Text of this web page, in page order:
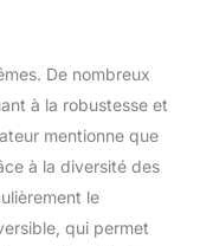
De nombreux
à la robustesse et
mentionne que
à la diversité des
le
qui permet